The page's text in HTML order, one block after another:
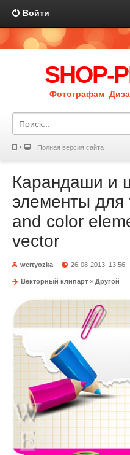
Войти
SHOP-
Фотографам
Полная версия сайта
Карандаши и
элементы для
and color
vector
wertyozka 26-08-2013, 13:56
Векторный клипарт » Другой